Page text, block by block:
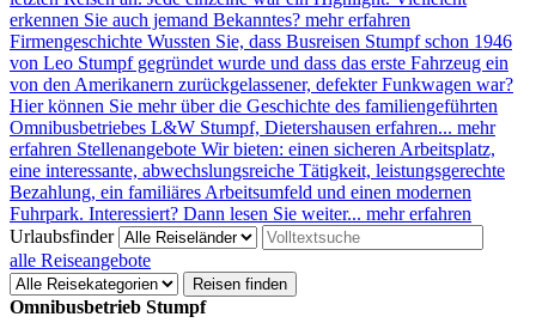
erkennen Sie auch jemand Bekanntes? mehr erfahren
Firmengeschichte Wussten Sie, dass Busreisen Stumpf schon 1946
von Leo Stumpf gegründet wurde und dass das erste Fahrzeug ein
von den Amerikanern zurückgelassener, defekter Funkwagen war?
Hier können Sie mehr über die Geschichte des familiengeführten
Omnibusbetriebes L&W Stumpf, Dietershausen erfahren... mehr
erfahren Stellenangebote Wir bieten: einen sicheren Arbeitsplatz,
eine interessante, abwechslungsreiche Tätigkeit, leistungsgerechte
Bezahlung, ein familiäres Arbeitsumfeld und einen modernen
Fuhrpark. Interessiert? Dann lesen Sie weiter... mehr erfahren
Urlaubsfinder
alle Reiseangebote
Reisen finden
Omnibusbetrieb Stumpf